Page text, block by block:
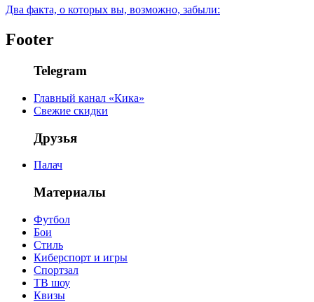
Два факта, о которых вы, возможно, забыли:
Footer
Telegram
Главный канал «Кика»
Свежие скидки
Друзья
Палач
Материалы
Футбол
Бои
Стиль
Киберспорт и игры
Спортзал
ТВ шоу
Квизы